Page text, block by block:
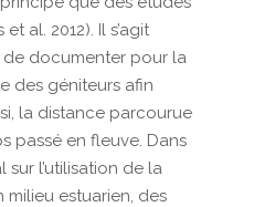
al. 2012). Il s’agit
documenter pour la
des géniteurs afin
la distance parcourue
passé en fleuve. Dans
l’utilisation de la
estuarien, des